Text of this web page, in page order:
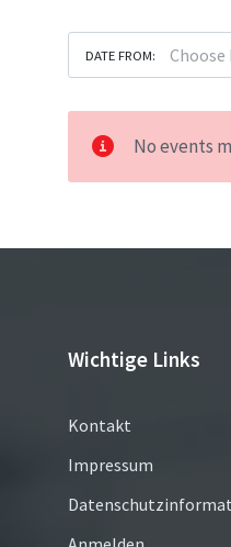
DATE FROM:
No events
Wichtige Links
Kontakt
Impressum